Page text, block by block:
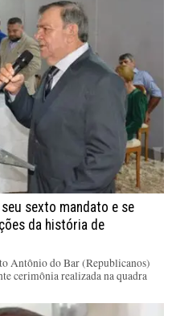
sexto mandato e se
da história de
Antônio do Bar (Republicanos)
cerimônia realizada na quadra